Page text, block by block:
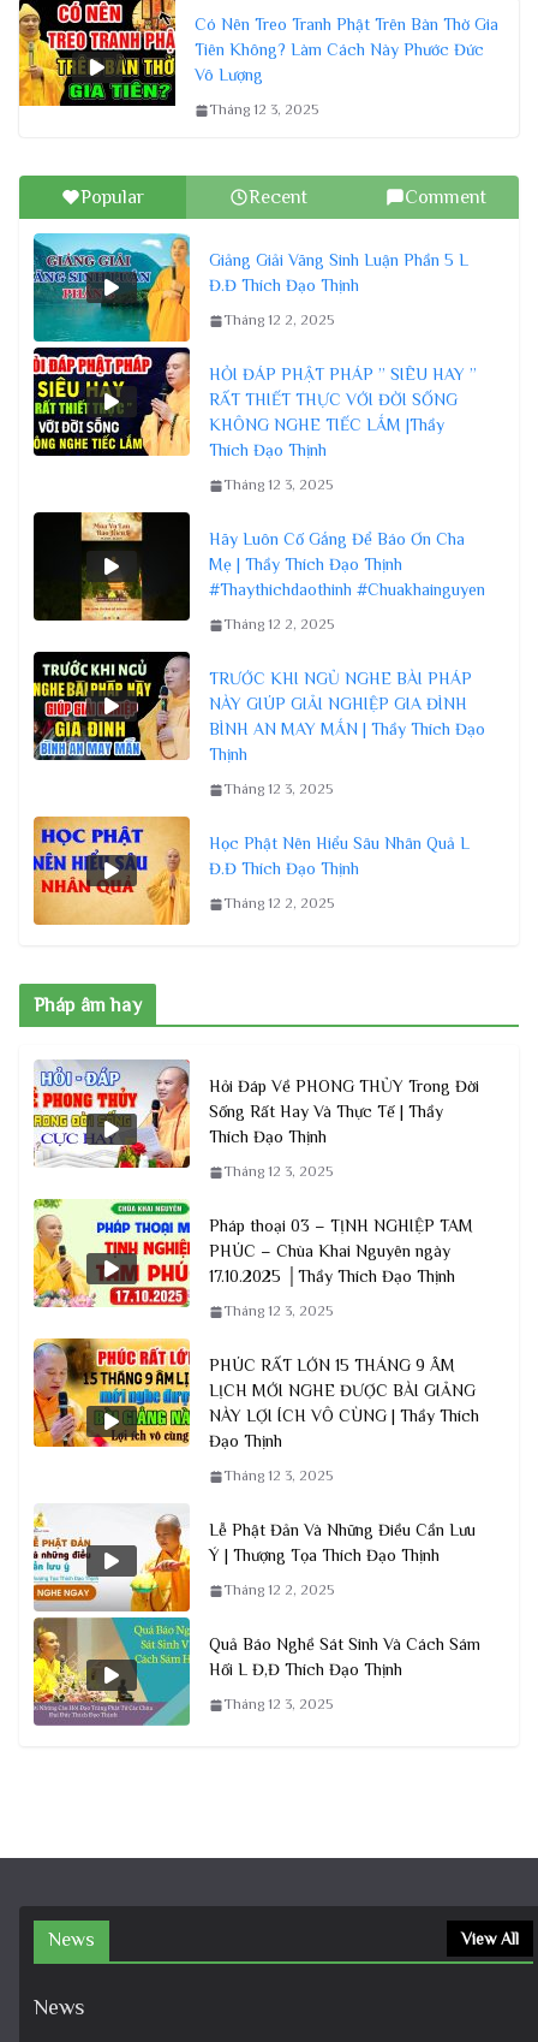
Có Nên Treo Tranh Phật Trên Bàn Thờ Gia
Tiên Không? Làm Cách Này Phước Đức
Vô Lượng
Tháng 12 3, 2025
Popular Recent Comment
Giảng Giải Vãng Sinh Luận Phần 5 L
Đ.Đ Thích Đạo Thịnh
Tháng 12 2, 2025
HỎI ĐÁP PHẬT PHÁP ” SIÊU HAY ”
RẤT THIẾT THỰC VỚI ĐỜI SỐNG
KHÔNG NGHE TIẾC LẮM |Thầy
Thích Đạo Thịnh
Tháng 12 3, 2025
Hãy Luôn Cố Gắng Để Báo Ơn Cha
Mẹ | Thầy Thích Đạo Thịnh
#Thaythichdaothinh #Chuakhainguyen
Tháng 12 2, 2025
TRƯỚC KHI NGỦ NGHE BÀI PHÁP
NÀY GIÚP GIẢI NGHIỆP GIA ĐÌNH
BÌNH AN MAY MẮN | Thầy Thích Đạo
Thịnh
Tháng 12 3, 2025
Học Phật Nên Hiểu Sâu Nhân Quả L
Đ.Đ Thích Đạo Thịnh
Tháng 12 2, 2025
Pháp âm hay
Hỏi Đáp Về PHONG THỦY Trong Đời
Sống Rất Hay Và Thực Tế | Thầy
Thích Đạo Thịnh
Tháng 12 3, 2025
Pháp thoại 03 – TỊNH NGHIỆP TAM
PHÚC – Chùa Khai Nguyên ngày
17.10.2025 │Thầy Thích Đạo Thịnh
Tháng 12 3, 2025
PHÚC RẤT LỚN 15 THÁNG 9 ÂM
LỊCH MỚI NGHE ĐƯỢC BÀI GIẢNG
NÀY LỢI ÍCH VÔ CÙNG | Thầy Thích
Đạo Thịnh
Tháng 12 3, 2025
Lễ Phật Đản Và Những Điều Cần Lưu
Ý | Thượng Tọa Thích Đạo Thịnh
Tháng 12 2, 2025
Quả Báo Nghề Sát Sinh Và Cách Sám
Hối L Đ,Đ Thích Đạo Thịnh
Tháng 12 3, 2025
News View All
News